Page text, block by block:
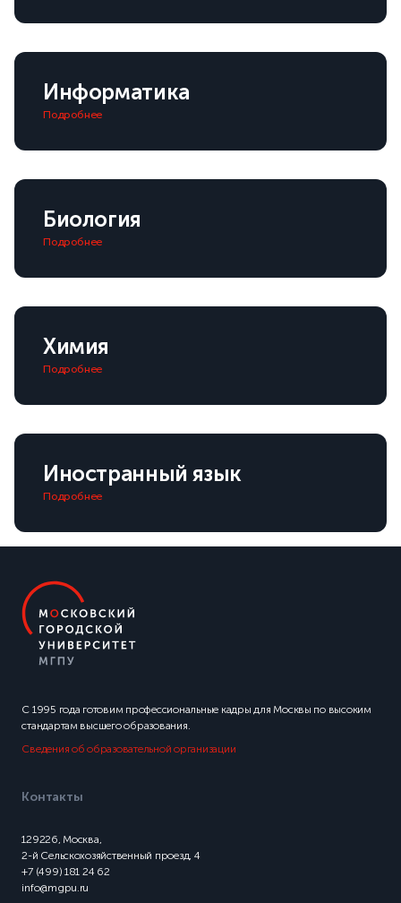
Информатика
Подробнее
Биология
Подробнее
Химия
Подробнее
Иностранный язык
Подробнее
С 1995 года готовим профессиональные кадры для Москвы по высоким
стандартам высшего образования.
Сведения об образовательной организации
Контакты
129226, Москва,
2-й Сельскохозяйственный проезд, 4
+7 (499) 181 24 62
info@mgpu.ru